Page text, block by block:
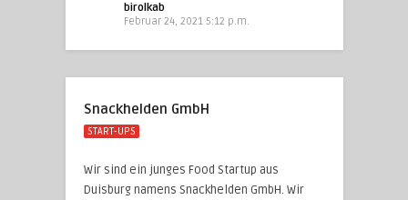
birolkab
Februar 24, 2021 5:12 p.m.
Snackhelden GmbH
START-UPS
Wir sind ein junges Food Startup aus
Duisburg namens Snackhelden GmbH. Wir